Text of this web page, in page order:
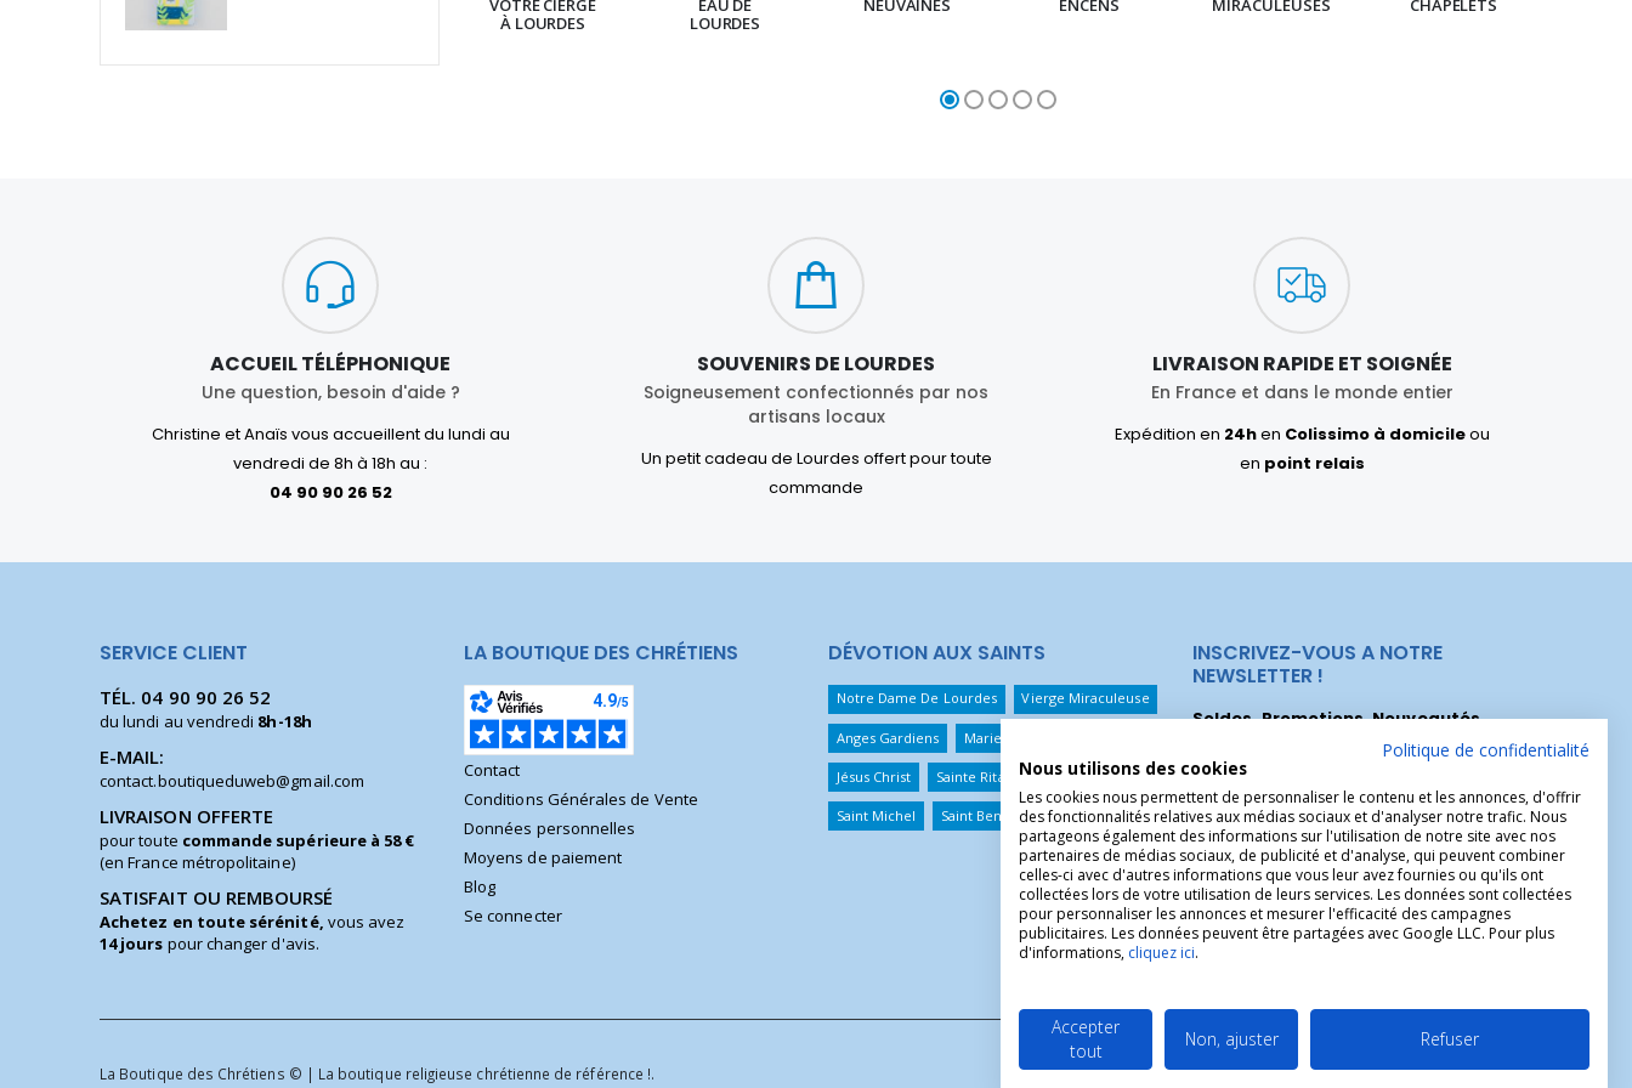
VOTRE CIERGE
À LOURDES
EAU DE
LOURDES
NEUVAINES ENCENS MIRACULEUSES CHAPELETS
ACCUEIL TÉLÉPHONIQUE
Une question, besoin d'aide ?
Christine et Anaïs vous accueillent du lundi au
vendredi de 8h à 18h au :
04 90 90 26 52
SOUVENIRS DE LOURDES
Soigneusement confectionnés par nos
artisans locaux
Un petit cadeau de Lourdes offert pour toute
commande
LIVRAISON RAPIDE ET SOIGNÉE
En France et dans le monde entier
Expédition en 24hen Colissimo à domicileou
en point relais
SERVICE CLIENT
TÉL. 04 90 90 26 52
du lundi au vendredi 8h-18h
E-MAIL:
contact.boutiqueduweb@gmail.com
LIVRAISON OFFERTE
pour toute commande supérieure à 58 €
(en France métropolitaine)
SATISFAIT OU REMBOURSÉ
Achetez en toute sérénité, vous avez
14 jours pour changer d'avis.
LA BOUTIQUE DES CHRÉTIENS
Contact
Conditions Générales de Vente
Données personnelles
Moyens de paiement
Blog
Se connecter
DÉVOTION AUX SAINTS
Notre Dame De Lourdes Vierge Miraculeuse
Anges Gardiens Marie Qui Défait Les Noeuds
Jésus Christ Sainte Rita Sainte Thérèse
Saint Michel Saint Benoît Saint Christophe
INSCRIVEZ-VOUS A NOTRE
NEWSLETTER !
Soldes, Promotions, Nouveautés...
Inscrivez-vous maintenant pour recevoir
nos meilleures offres.
La Boutique des Chrétiens © | La boutique religieuse chrétienne de référence !.
Politique de confidentialité
Nous utilisons des cookies
Les cookies nous permettent de personnaliser le contenu et les annonces, d'offrir
des fonctionnalités relatives aux médias sociaux et d'analyser notre trafic. Nous
partageons également des informations sur l'utilisation de notre site avec nos
partenaires de médias sociaux, de publicité et d'analyse, qui peuvent combiner
celles-ci avec d'autres informations que vous leur avez fournies ou qu'ils ont
collectées lors de votre utilisation de leurs services. Les données sont collectées
pour personnaliser les annonces et mesurer l'efficacité des campagnes
publicitaires. Les données peuvent être partagées avec Google LLC. Pour plus
d'informations, cliquez ici.
Accepter
tout
Non, ajuster Refuser